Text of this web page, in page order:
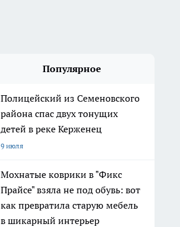
Популярное
Полицейский из Семеновского
района спас двух тонущих
детей в реке Керженец
9 июля
Мохнатые коврики в "Фикс
Прайсе" взяла не под обувь: вот
как превратила старую мебель
в шикарный интерьер